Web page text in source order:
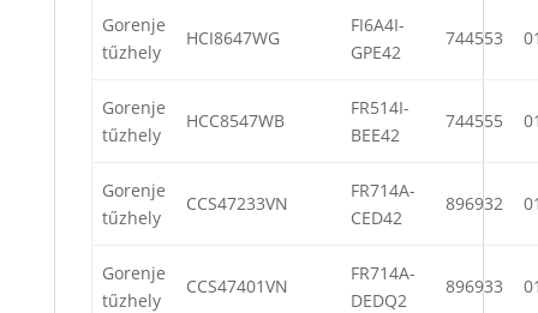
Gorenje
tűzhely
HCI8647WG
FI6A4I-
GPE42
744553
Gorenje
tűzhely
HCC8547WB
FR514I-
BEE42
744555
Gorenje
tűzhely
CCS47233VN
FR714A-
CED42
896932
Gorenje
tűzhely
CCS47401VN
FR714A-
DEDQ2
896933